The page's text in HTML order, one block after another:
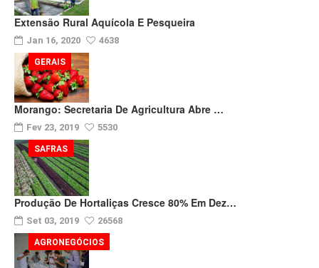
Extensão Rural Aquícola E Pesqueira
Jan 16, 2020 4638
Morango: Secretaria De Agricultura Abre …
Fev 23, 2019 5530
GERAIS
Produção De Hortaliças Cresce 80% Em Dez…
Set 03, 2019 26568
SAFRAS
AGRONEGÓCIOS